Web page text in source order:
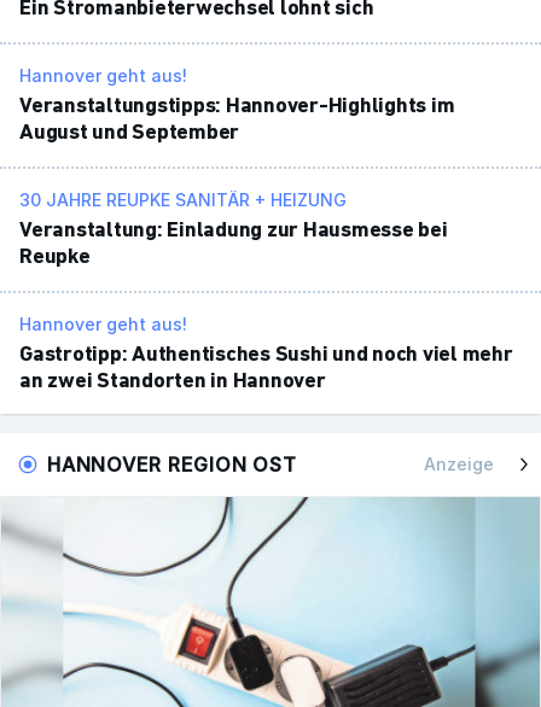
Ein Strom­an­bie­ter­wechsel lohnt sich
Hannover geht aus!
Veran­stal­tungs­tipps: Hannover-High­lights im
August und September
30 JAHRE REUPKE SANITÄR + HEIZUNG
Veran­stal­tung: Einla­dung zur Haus­messe bei
Reupke
Hannover geht aus!
Gastro­tipp: Authen­ti­sches Sushi und noch viel mehr
an zwei Stand­orten in Hannover
HANNOVER REGION OST Anzeige